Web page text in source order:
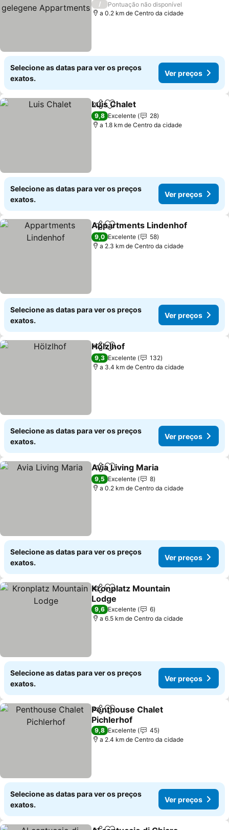
Appartments
Ver preços
/
Pontuação não disponível
a 0.2 km de Centro da cidade
Selecione as datas para ver os preços
exatos.
Ver preços
PartilharAdicionar aos favoritos
Luis Chalet
9,8 Excelente
28
a 1.8 km de Centro da cidade
Selecione as datas para ver os preços
exatos.
Ver preços
PartilharAdicionar aos favoritos
Appartments Lindenhof
9,0 Excelente
58
a 2.3 km de Centro da cidade
Selecione as datas para ver os preços
exatos.
Ver preços
PartilharAdicionar aos favoritos
Hölzlhof
9,3 Excelente
132
a 3.4 km de Centro da cidade
Selecione as datas para ver os preços
exatos.
Ver preços
PartilharAdicionar aos favoritos
Avia Living Maria
9,5 Excelente
8
a 0.2 km de Centro da cidade
Selecione as datas para ver os preços
exatos.
Ver preços
PartilharAdicionar aos favoritos
Kronplatz Mountain
Lodge
Ver preços
9,6 Excelente
6
a 6.5 km de Centro da cidade
Selecione as datas para ver os preços
exatos.
Ver preços
PartilharAdicionar aos favoritos
Penthouse Chalet
Pichlerhof
Ver preços
9,8 Excelente
45
a 2.4 km de Centro da cidade
Selecione as datas para ver os preços
exatos.
Ver preços